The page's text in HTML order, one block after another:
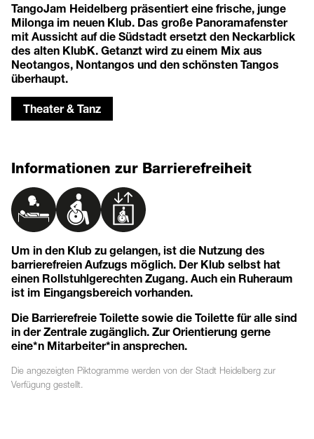
TangoJam Heidelberg präsentiert eine frische, junge
Milonga im neuen Klub. Das große Panoramafenster
mit Aussicht auf die Südstadt ersetzt den Neckarblick
des alten KlubK. Getanzt wird zu einem Mix aus
Neotangos, Nontangos und den schönsten Tangos
überhaupt.
Theater & Tanz
Informationen zur Barrierefreiheit
Um in den Klub zu gelangen, ist die Nutzung des
barrierefreien Aufzugs möglich. Der Klub selbst hat
einen Rollstuhlgerechten Zugang. Auch ein Ruheraum
ist im Eingangsbereich vorhanden.
Die Barrierefreie Toilette sowie die Toilette für alle sind
in der Zentrale zugänglich. Zur Orientierung gerne
eine*n Mitarbeiter*in ansprechen.
Die angezeigten Piktogramme werden von der Stadt Heidelberg zur
Verfügung gestellt.